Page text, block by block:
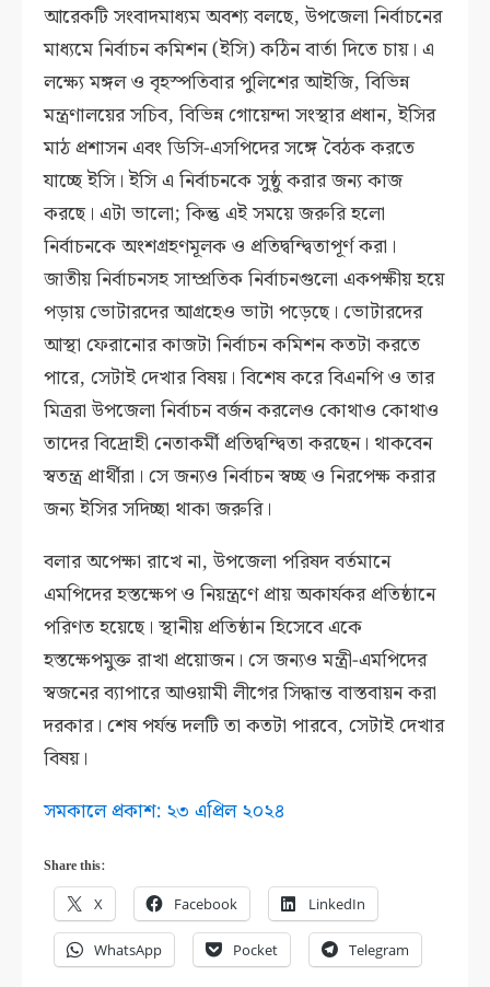
আরেকটি সংবাদমাধ্যম অবশ্য বলছে, উপজেলা নির্বাচনের
মাধ্যমে নির্বাচন কমিশন (ইসি) কঠিন বার্তা দিতে চায়। এ
লক্ষ্যে মঙ্গল ও বৃহস্পতিবার পুলিশের আইজি, বিভিন্ন
মন্ত্রণালয়ের সচিব, বিভিন্ন গোয়েন্দা সংস্থার প্রধান, ইসির
মাঠ প্রশাসন এবং ডিসি-এসপিদের সঙ্গে বৈঠক করতে
যাচ্ছে ইসি। ইসি এ নির্বাচনকে সুষ্ঠু করার জন্য কাজ
করছে। এটা ভালো; কিন্তু এই সময়ে জরুরি হলো
নির্বাচনকে অংশগ্রহণমূলক ও প্রতিদ্বন্দ্বিতাপূর্ণ করা।
জাতীয় নির্বাচনসহ সাম্প্রতিক নির্বাচনগুলো একপক্ষীয় হয়ে
পড়ায় ভোটারদের আগ্রহেও ভাটা পড়েছে। ভোটারদের
আস্থা ফেরানোর কাজটা নির্বাচন কমিশন কতটা করতে
পারে, সেটাই দেখার বিষয়। বিশেষ করে বিএনপি ও তার
মিত্ররা উপজেলা নির্বাচন বর্জন করলেও কোথাও কোথাও
তাদের বিদ্রোহী নেতাকর্মী প্রতিদ্বন্দ্বিতা করছেন। থাকবেন
স্বতন্ত্র প্রার্থীরা। সে জন্যও নির্বাচন স্বচ্ছ ও নিরপেক্ষ করার
জন্য ইসির সদিচ্ছা থাকা জরুরি।
বলার অপেক্ষা রাখে না, উপজেলা পরিষদ বর্তমানে
এমপিদের হস্তক্ষেপ ও নিয়ন্ত্রণে প্রায় অকার্যকর প্রতিষ্ঠানে
পরিণত হয়েছে। স্থানীয় প্রতিষ্ঠান হিসেবে একে
হস্তক্ষেপমুক্ত রাখা প্রয়োজন। সে জন্যও মন্ত্রী-এমপিদের
স্বজনের ব্যাপারে আওয়ামী লীগের সিদ্ধান্ত বাস্তবায়ন করা
দরকার। শেষ পর্যন্ত দলটি তা কতটা পারবে, সেটাই দেখার
বিষয়।
সমকালে প্রকাশ: ২৩ এপ্রিল ২০২৪
Share this:
X Facebook LinkedIn
WhatsApp Pocket Telegram